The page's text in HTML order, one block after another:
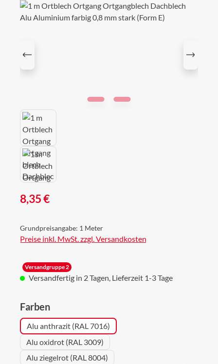
Bildergalerie überspringen
Regulärer Preis:
8,35 €
Grundpreisangabe: 1 Meter
Preise inkl. MwSt. zzgl. Versandkosten
Versandgruppe 2
Versandfertig in 2 Tagen, Lieferzeit 1-3 Tage
Farbenauswählen
Alu anthrazit (RAL 7016)
Alu oxidrot (RAL 3009)
Alu ziegelrot (RAL 8004)